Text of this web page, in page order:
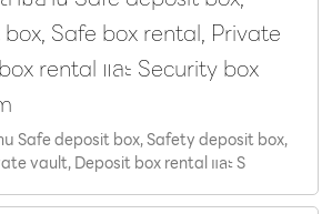
Safe box rental, Private
rental และ Security box
น Safe deposit box, Safety deposit box,
vault, Deposit box rental และ S